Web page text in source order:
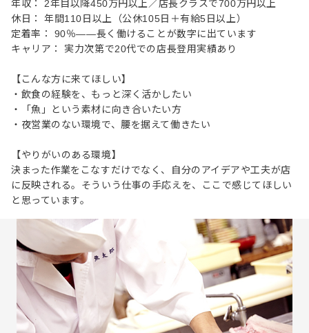
年収： 2年目以降450万円以上／店長クラスで700万円以上
休日： 年間110日以上（公休105日＋有給5日以上）
定着率： 90％——長く働けることが数字に出ています
キャリア： 実力次第で20代での店長登用実績あり
【こんな方に来てほしい】
・飲食の経験を、もっと深く活かしたい
・「魚」という素材に向き合いたい方
・夜営業のない環境で、腰を据えて働きたい
【やりがいのある環境】
決まった作業をこなすだけでなく、自分のアイデアや工夫が店
に反映される。そういう仕事の手応えを、ここで感じてほしい
と思っています。